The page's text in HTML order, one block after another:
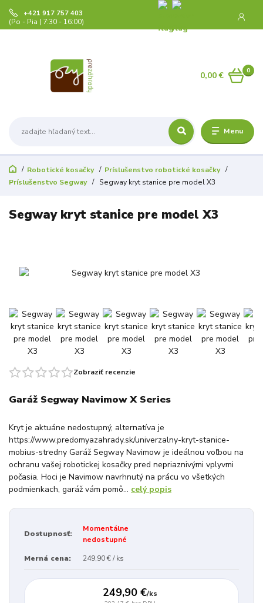
Menu
+421 917 757 403
(Po - Pia | 7:30 - 16:00)
0
0,00 €
Robotické kosačky
Príslušenstvo robotické kosačky
Príslušenstvo Segway
Segway kryt stanice pre model X3
Segway kryt stanice pre model X3
Zobraziť recenzie
Garáž Segway Navimow X Series
Kryt je aktuáne nedostupný, alternatíva je
https://www.predomyazahrady.sk/univerzalny-kryt-stanice-
mobius-stredny Garáž Segway Navimow je ideálnou voľbou na
ochranu vašej robotickej kosačky pred nepriaznivými vplyvmi
počasia. Hoci je Navimow navrhnutý na prácu vo všetkých
podmienkach, garáž vám pomô... celý popis
Dostupnosť:
Momentálne
nedostupné
Merná cena: 249,90 € / ks
249,90 €/ks